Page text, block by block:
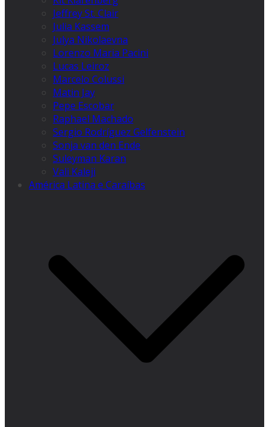
Jeffrey St. Clair
Julia Kassem
Julya Nikolaevna
Lorenzo Maria Pacini
Lucas Leiroz
Marcelo Colussi
Matin Jay
Pepe Escobar
Raphael Machado
Sergio Rodríguez Gelfenstein
Sonja van den Ende
Suleyman Karan
Vali Kaleji
América Latina e Caraíbas